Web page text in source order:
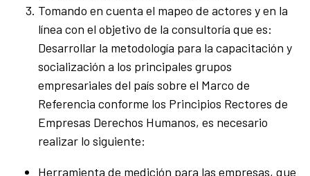
Tomando en cuenta el mapeo de actores y en la
línea con el objetivo de la consultoría que es:
Desarrollar la metodología para la capacitación y
socialización a los principales grupos
empresariales del país sobre el Marco de
Referencia conforme los Principios Rectores de
Empresas Derechos Humanos, es necesario
realizar lo siguiente:
Herramienta de medición para las empresas, que